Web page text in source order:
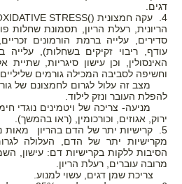
דגים.
4. עקה חמצונית (
(
STRESS
הריונית, רעלת הריון, תסמונת שחלות
סדירים, עלייה ברמת הורמונים
עודף, ריבוי זקיקים בשחלות),
האינסולין, וכן עישון סיגריות,
וחשיפה לסביבה המכילה גורמים שליליים
מצב זה עלול לגרום לחמצונם של
להפלת העובר ונזק לילוד.
מניעה- צריכה של ויטמינים נוגדי
ירוק, אגוזים, וכורכומין, (ראו בהמשך).
5. קרישיות יתר של הדם בהריון מאות
מקרישיות יתר של הדם, העלולה
מרובה עוברים, רעלת הריון.
צריכת שמן דגים, עשוי למנוע.